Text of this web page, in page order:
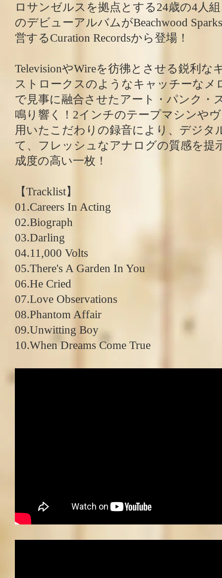
ロサンゼルスを拠点とする24歳の4人組
のデビューアルバムがBeachwood
営するCuration Recordsから登場！
TelevisionやWireを彷彿とさせる鋭利な
ストロークスのようなキャッチーなメ
で見事に融合させたアート・パンク・
鳴り響く！2インチのテープマシンや
用いたこだわりの録音により、デジタ
て、フレッシュなアナログの質感を提
成度の高い一枚！
【Tracklist】
01.Careers In Acting
02.Biograph
03.Darling
04.11,000 Volts
05.There's A Garden In You
06.He Cried
07.Love Observations
08.Phantom Affair
09.Unwitting Boy
10.When Dreams Come True